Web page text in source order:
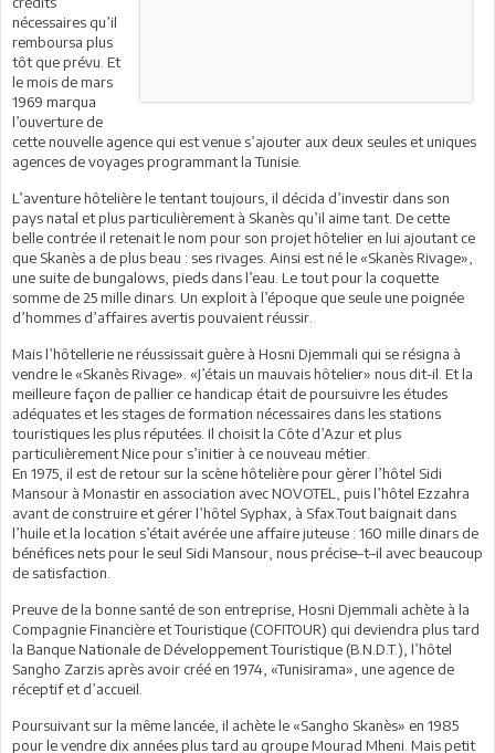
nécessaires qu’il
remboursa plus
tôt que prévu. Et
le mois de mars
1969 marqua
l’ouverture de
cette nouvelle agence qui est venue s’ajouter aux deux seules et uniques
agences de voyages programmant la Tunisie.
L’aventure hôtelière le tentant toujours, il décida d’investir dans son
pays natal et plus particulièrement à Skanès qu’il aime tant. De cette
belle contrée il retenait le nom pour son projet hôtelier en lui ajoutant ce
que Skanès a de plus beau : ses rivages. Ainsi est né le «Skanès Rivage»,
une suite de bungalows, pieds dans l’eau. Le tout pour la coquette
somme de 25 mille dinars. Un exploit à l’époque que seule une poignée
d’hommes d’affaires avertis pouvaient réussir.
Mais l’hôtellerie ne réussissait guère à Hosni Djemmali qui se résigna à
vendre le «Skanès Rivage». «J’étais un mauvais hôtelier» nous dit-il. Et la
meilleure façon de pallier ce handicap était de poursuivre les études
adéquates et les stages de formation nécessaires dans les stations
touristiques les plus réputées. Il choisit la Côte d’Azur et plus
particulièrement Nice pour s’initier à ce nouveau métier.
En 1975, il est de retour sur la scène hôtelière pour gèrer l’hôtel Sidi
Mansour à Monastir en association avec NOVOTEL, puis l’hôtel Ezzahra
avant de construire et gérer l’hôtel Syphax, à Sfax.Tout baignait dans
l’huile et la location s’était avérée une affaire juteuse : 160 mille dinars de
bénéfices nets pour le seul Sidi Mansour, nous précise–t–il avec beaucoup
de satisfaction.
Preuve de la bonne santé de son entreprise, Hosni Djemmali achète à la
Compagnie Financière et Touristique (COFITOUR) qui deviendra plus tard
la Banque Nationale de Développement Touristique (B.N.D.T.), l’hôtel
Sangho Zarzis après avoir créé en 1974, «Tunisirama», une agence de
réceptif et d’accueil.
Poursuivant sur la même lancée, il achète le «Sangho Skanès» en 1985
pour le vendre dix années plus tard au groupe Mourad Mheni. Mais petit